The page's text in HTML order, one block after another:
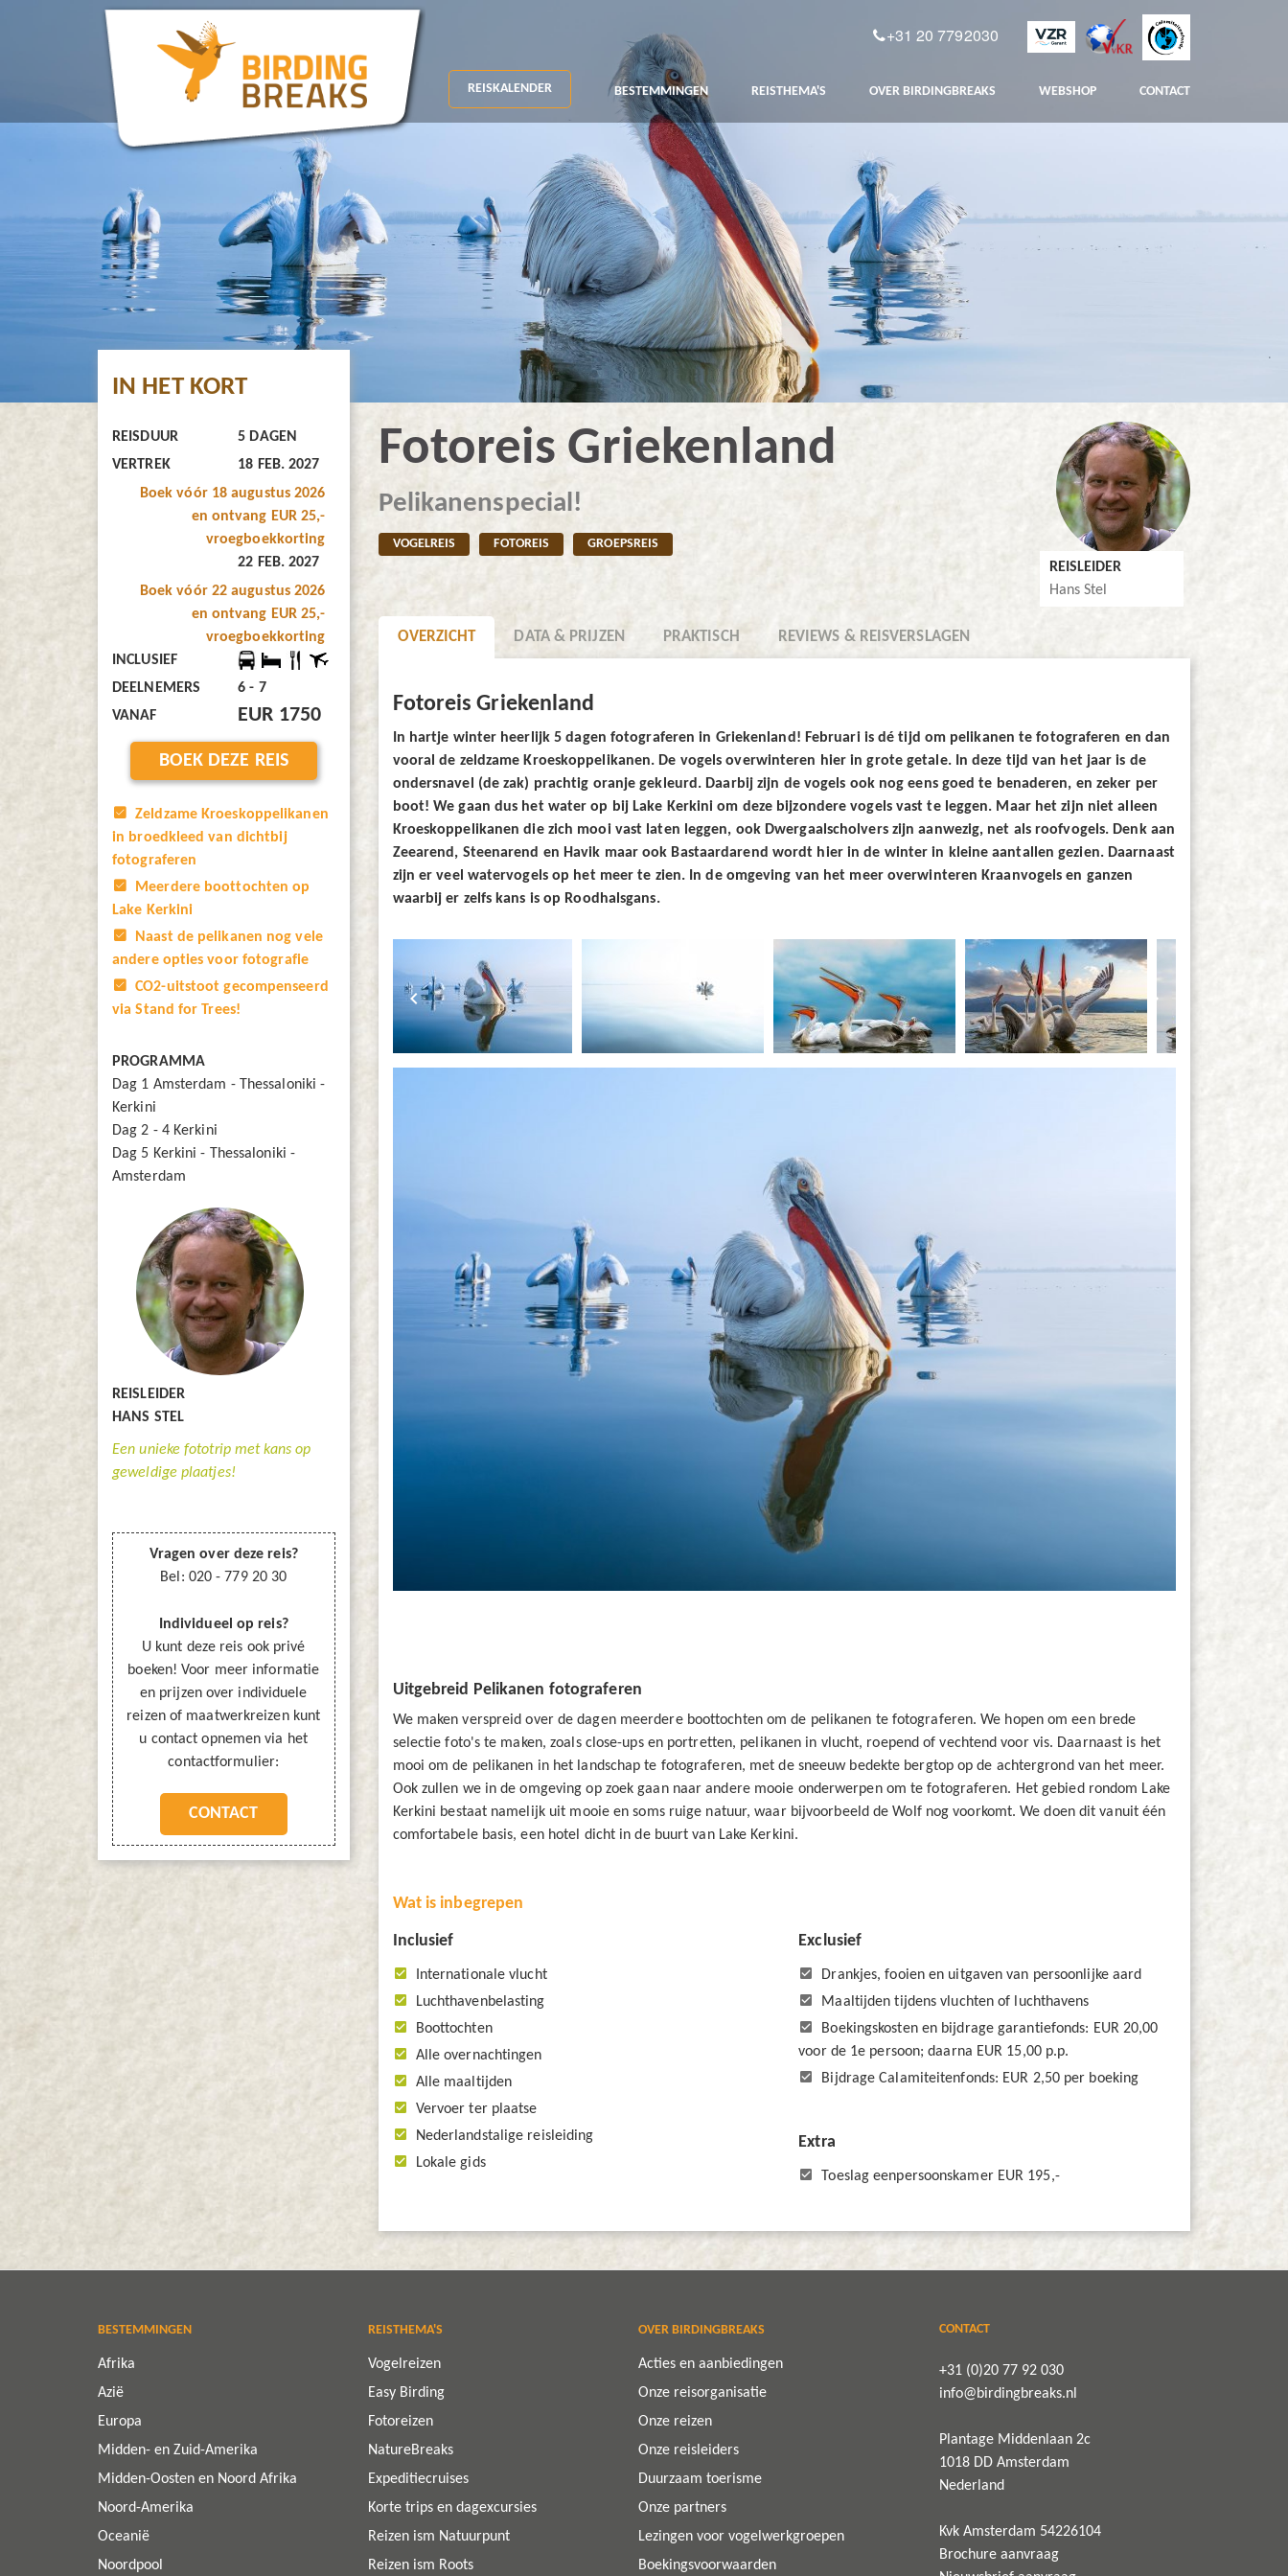
+31 20 7792030
REISKALENDER BESTEMMINGEN REISTHEMA'S OVER BIRDINGBREAKS WEBSHOP CONTACT
Fotoreis Griekenland
Pelikanenspecial!
VOGELREIS FOTOREIS GROEPSREIS
REISLEIDER
Hans Stel
OVERZICHT DATA & PRIJZEN PRAKTISCH REVIEWS & REISVERSLAGEN
Fotoreis Griekenland
In hartje winter heerlijk 5 dagen fotograferen in Griekenland! Februari is dé tijd om pelikanen te fotograferen en dan
vooral de zeldzame Kroeskoppelikanen. De vogels overwinteren hier in grote getale. In deze tijd van het jaar is de
ondersnavel (de zak) prachtig oranje gekleurd. Daarbij zijn de vogels ook nog eens goed te benaderen, en zeker per
boot! We gaan dus het water op bij Lake Kerkini om deze bijzondere vogels vast te leggen. Maar het zijn niet alleen
Kroeskoppelikanen die zich mooi vast laten leggen, ook Dwergaalscholvers zijn aanwezig, net als roofvogels. Denk aan
Zeearend, Steenarend en Havik maar ook Bastaardarend wordt hier in de winter in kleine aantallen gezien. Daarnaast
zijn er veel watervogels op het meer te zien. In de omgeving van het meer overwinteren Kraanvogels en ganzen
waarbij er zelfs kans is op Roodhalsgans.
keyboard_arrow_left keyboard_arrow_right
Uitgebreid Pelikanen fotograferen
We maken verspreid over de dagen meerdere boottochten om de pelikanen te fotograferen. We hopen om een brede
selectie foto's te maken, zoals close-ups en portretten, pelikanen in vlucht, roepend of vechtend voor vis. Daarnaast is het
mooi om de pelikanen in het landschap te fotograferen, met de sneeuw bedekte bergtop op de achtergrond van het meer.
Ook zullen we in de omgeving op zoek gaan naar andere mooie onderwerpen om te fotograferen. Het gebied rondom Lake
Kerkini bestaat namelijk uit mooie en soms ruige natuur, waar bijvoorbeeld de Wolf nog voorkomt. We doen dit vanuit één
comfortabele basis, een hotel dicht in de buurt van Lake Kerkini.
Wat is inbegrepen
Inclusief
Internationale vlucht
Luchthavenbelasting
Boottochten
Alle overnachtingen
Alle maaltijden
Vervoer ter plaatse
Nederlandstalige reisleiding
Lokale gids
Exclusief
Drankjes, fooien en uitgaven van persoonlijke aard
Maaltijden tijdens vluchten of luchthavens
Boekingskosten en bijdrage garantiefonds: EUR 20,00
voor de 1e persoon; daarna EUR 15,00 p.p.
Bijdrage Calamiteitenfonds: EUR 2,50 per boeking
Extra
Toeslag eenpersoonskamer EUR 195,-
IN HET KORT
REISDUUR
5 DAGEN
VERTREK
18 FEB. 2027
Boek vóór 18 augustus 2026
en ontvang EUR 25,-
vroegboekkorting
22 FEB. 2027
Boek vóór 22 augustus 2026
en ontvang EUR 25,-
vroegboekkorting
INCLUSIEF
DEELNEMERS
6 - 7
VANAF
EUR 1750
BOEK DEZE REIS
Zeldzame Kroeskoppelikanen
in broedkleed van dichtbij
fotograferen
Meerdere boottochten op
Lake Kerkini
Naast de pelikanen nog vele
andere opties voor fotografie
CO2-uitstoot gecompenseerd
via Stand for Trees!
PROGRAMMA
Dag 1 Amsterdam - Thessaloniki -
Kerkini
Dag 2 - 4 Kerkini
Dag 5 Kerkini - Thessaloniki -
Amsterdam
REISLEIDER
HANS STEL
Een unieke fototrip met kans op
geweldige plaatjes!
vragen over deze reis?
Bel: 020 - 779 20 30
individueel op reis?
U kunt deze reis ook privé
boeken! Voor meer informatie
en prijzen over individuele
reizen of maatwerkreizen kunt
u contact opnemen via het
contactformulier:
CONTACT
BESTEMMINGEN
Afrika
Azië
Europa
Midden- en Zuid-Amerika
Midden-Oosten en Noord Afrika
Noord-Amerika
Oceanië
Noordpool
REISTHEMA'S
Vogelreizen
Easy Birding
Fotoreizen
NatureBreaks
Expeditiecruises
Korte trips en dagexcursies
Reizen ism Natuurpunt
Reizen ism Roots
OVER BIRDINGBREAKS
Acties en aanbiedingen
Onze reisorganisatie
Onze reizen
Onze reisleiders
Duurzaam toerisme
Onze partners
Lezingen voor vogelwerkgroepen
Boekingsvoorwaarden
CONTACT
+31 (0)20 77 92 030
info@birdingbreaks.nl
Plantage Middenlaan 2c
1018 DD Amsterdam
Nederland
Kvk Amsterdam 54226104
Brochure aanvraag